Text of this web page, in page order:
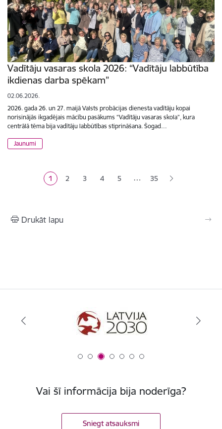
Vadītāju vasaras skola 2026: “Vadītāju labbūtība
ikdienas darba spēkam”
02.06.2026.
2026. gada 26. un 27. maijā Valsts probācijas dienesta vadītāju kopai
norisinājās ikgadējais mācību pasākums “Vadītāju vasaras skola”, kura
centrālā tēma bija vadītāju labbūtības stiprināšana. Šogad…
Jaunumi
Pašreizējā lapa
1 Lapa
2 Lapa
3 Lapa
4 Lapa
5 … 35
Drukāt lapu
Vai šī informācija bija noderīga?
Sniegt atsauksmi